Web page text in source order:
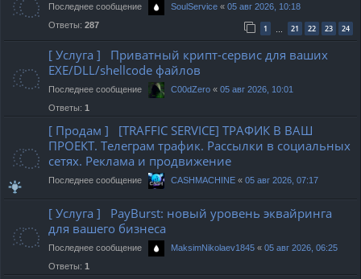
Последнее сообщение SoulService « 05 авг 2026, 10:18
Ответы: 287 1 21 22 23 24
[ Услуга ] Приватный крипт-сервис для ваших
EXE/DLL/shellcode файлов
Последнее сообщение C00dZero « 05 авг 2026, 10:01
Ответы: 1
[ Продам ] [TRAFFIC SERVICE] ТРАФИК В ВАШ
ПРОЕКТ. Телеграм трафик. Рассылки в социальных
сетях. Реклама и продвижение
Последнее сообщение CASHMACHINE « 05 авг 2026, 07:17
[ Услуга ] PayBurst: новый уровень эквайринга
для вашего бизнеса
Последнее сообщение MaksimNikolaev1845 « 05 авг 2026, 06:25
Ответы: 1